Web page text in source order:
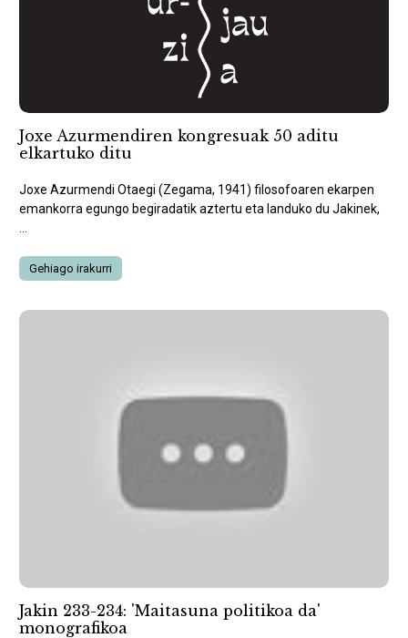
Joxe Azurmendiren kongresuak 50 aditu
elkartuko ditu
Joxe Azurmendi Otaegi (Zegama, 1941) filosofoaren ekarpen
emankorra egungo begiradatik aztertu eta landuko du Jakinek,
Gehiago irakurri
Jakin 233-234: 'Maitasuna politikoa da'
monografikoa